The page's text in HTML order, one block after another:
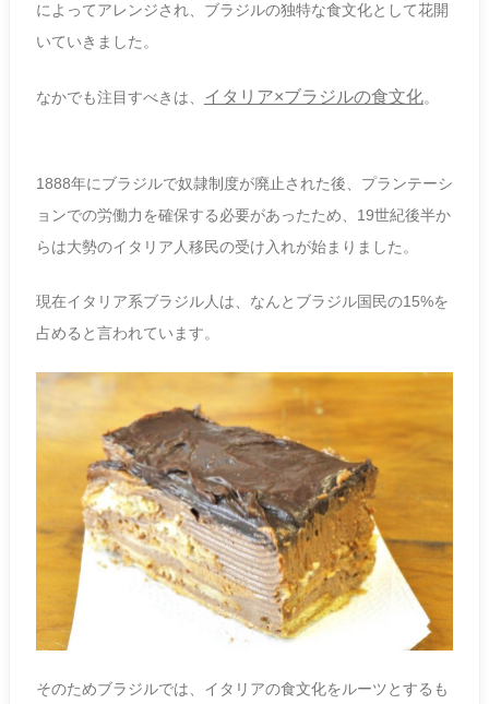
によってアレンジされ、ブラジルの独特な食文化として花開
いていきました。
なかでも注目すべきは、 イタリア×ブラジルの食文化。
1888年にブラジルで奴隷制度が廃止された後、プランテーシ
ョンでの労働力を確保する必要があったため、19世紀後半か
らは大勢のイタリア人移民の受け入れが始まりました。
現在イタリア系ブラジル人は、なんとブラジル国民の15%を
占めると言われています。
そのためブラジルでは、イタリアの食文化をルーツとするも